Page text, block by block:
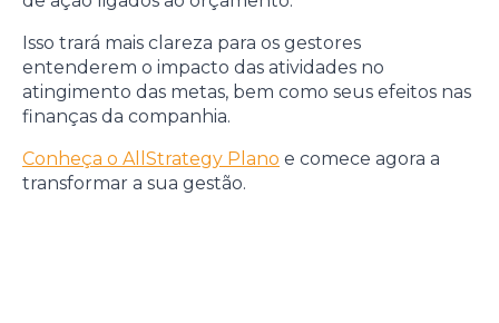
Isso trará mais clareza para os gestores
entenderem o impacto das atividades no
atingimento das metas, bem como seus efeitos nas
finanças da companhia.
Conheça o AllStrategy Plano e comece agora a
transformar a sua gestão.